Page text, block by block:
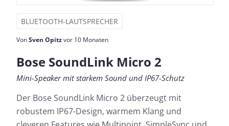
BLUETOOTH-LAUTSPRECHER
VonSven Opitzvor 10 Monaten
Bose SoundLink Micro 2
Mini-Speaker mit starkem Sound und IP67-Schutz
Der Bose SoundLink Micro 2 überzeugt mit
robustem IP67-Design, warmem Klang und